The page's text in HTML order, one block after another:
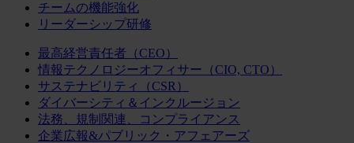
チームの機能強化
リーダーシップ研修
最高経営責任者（CEO）
情報テクノロジーオフィサー（CIO, CTO）
サステナビリティ（CSR）
ダイバーシティ＆インクルージョン
法務、規制関連、コンプライアンス
企業広報&パブリック・アフェアーズ